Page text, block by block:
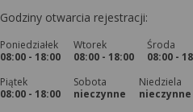
Godziny otwarcia rejestracji:
Poniedziałek
08:00 - 18:00
Wtorek
08:00 - 18:00
Środa
08:00 -
Piątek
08:00 - 18:00
Sobota
nieczynne
Niedziela
nieczynne